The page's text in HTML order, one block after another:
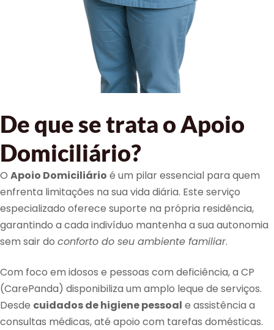
De que se trata o Apoio
Domiciliário?
O Apoio Domiciliário é um pilar essencial para quem
enfrenta limitações na sua vida diária. Este serviço
especializado oferece suporte na própria residência,
garantindo a cada indivíduo mantenha a sua autonomia
sem sair do conforto do seu ambiente familiar.
Com foco em idosos e pessoas com deficiência, a CP
(CarePanda) disponibiliza um amplo leque de serviços.
Desde cuidados de higiene pessoal e assistência a
consultas médicas, até apoio com tarefas domésticas.